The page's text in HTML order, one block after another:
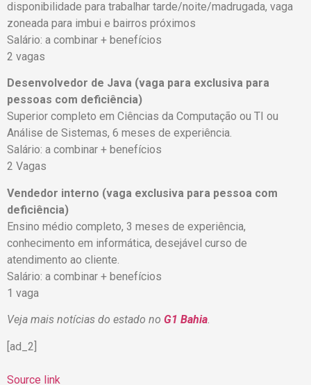
disponibilidade para trabalhar tarde/noite/madrugada, vaga
zoneada para imbui e bairros próximos
Salário: a combinar + benefícios
2 vagas
Desenvolvedor de Java (vaga para exclusiva para
pessoas com deficiência)
Superior completo em Ciências da Computação ou TI ou
Análise de Sistemas, 6 meses de experiência.
Salário: a combinar + benefícios
2 Vagas
Vendedor interno (vaga exclusiva para pessoa com
deficiência)
Ensino médio completo, 3 meses de experiência,
conhecimento em informática, desejável curso de
atendimento ao cliente.
Salário: a combinar + benefícios
1 vaga
Veja mais notícias do estado no G1 Bahia.
[ad_2]
Source link